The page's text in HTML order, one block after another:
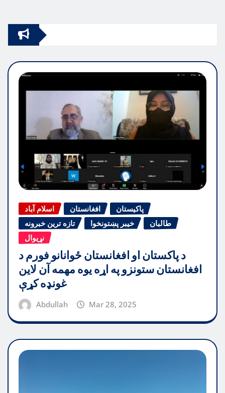
اسلام آباد افغانستان
پاکیستان
تازه ترین خبرونه
خیبر پښتونخوا
طالبان
نړیوال
د پاکستان او افغانستان ځوانانو فورم د
افغانستان ستونزو په اړه یوه مهمه آن لاین
غونډه کړې
Abdullah Mar 28, 2025